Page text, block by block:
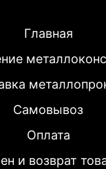
Главная
Самовывоз
Оплата
и возврат